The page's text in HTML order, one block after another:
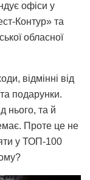
офіси у
Контур» та
обласної
відмінні від
подарунки.
нього, та й
Проте це не
у ТОП-100